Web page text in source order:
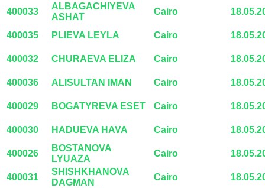
400033
ALBAGACHIYEVA
ASHAT
Cairo
400035 PLIEVA LEYLA Cairo
400032 CHURAEVA ELIZA Cairo
400036 ALISULTAN IMAN Cairo
400029 BOGATYREVA ESET Cairo
400030 HADUEVA HAVA Cairo
400026
BOSTANOVA
LYUAZA
Cairo
400031
SHISHKHANOVA
DAGMAN
Cairo